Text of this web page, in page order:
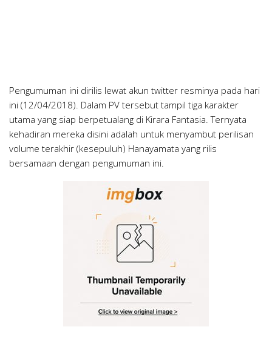
Pengumuman ini dirilis lewat akun twitter resminya pada hari
ini (12/04/2018). Dalam PV tersebut tampil tiga karakter
utama yang siap berpetualang di Kirara Fantasia. Ternyata
kehadiran mereka disini adalah untuk menyambut perilisan
volume terakhir (kesepuluh) Hanayamata yang rilis
bersamaan dengan pengumuman ini.